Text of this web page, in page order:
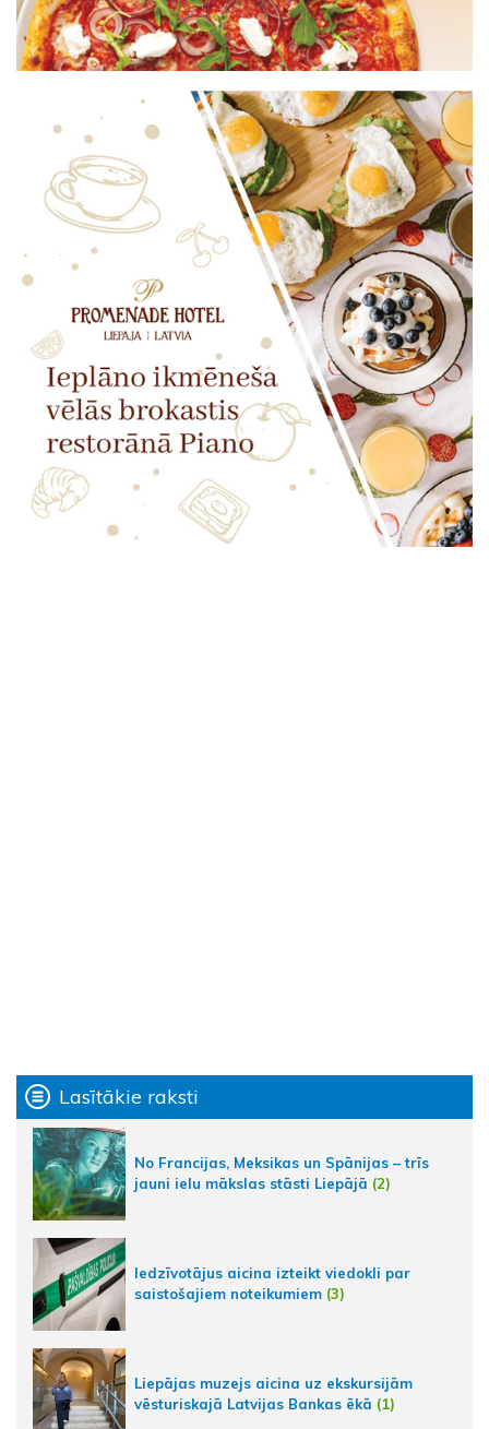
Lasītākie raksti
No Francijas, Meksikas un Spānijas – trīs
jauni ielu mākslas stāsti Liepājā (2)
Iedzīvotājus aicina izteikt viedokli par
saistošajiem noteikumiem (3)
Liepājas muzejs aicina uz ekskursijām
vēsturiskajā Latvijas Bankas ēkā (1)